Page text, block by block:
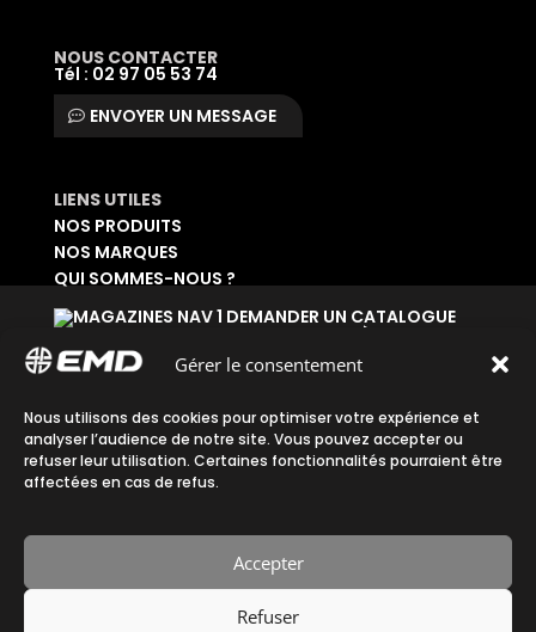
Gérer le consentement
Nous utilisons des cookies pour optimiser votre expérience et
analyser l’audience de notre site. Vous pouvez accepter ou
refuser leur utilisation. Certaines fonctionnalités pourraient être
affectées en cas de refus.
Accepter
Refuser
NOUS CONTACTER
Tél : 02 97 05 53 74
ENVOYER UN MESSAGE
LIENS UTILES
NOS PRODUITS
NOS MARQUES
QUI SOMMES-NOUS ?
DEMANDER UN CATALOGUE
SE CONNECTER À SON ESPACE
DEMANDER UN ACCÈS ADMINISTRATIF
Accueil| Plan du site|Mentions légales|
Confidentialité|CGV
Fait avec ♡ en Bretagne par
Breizh tandem